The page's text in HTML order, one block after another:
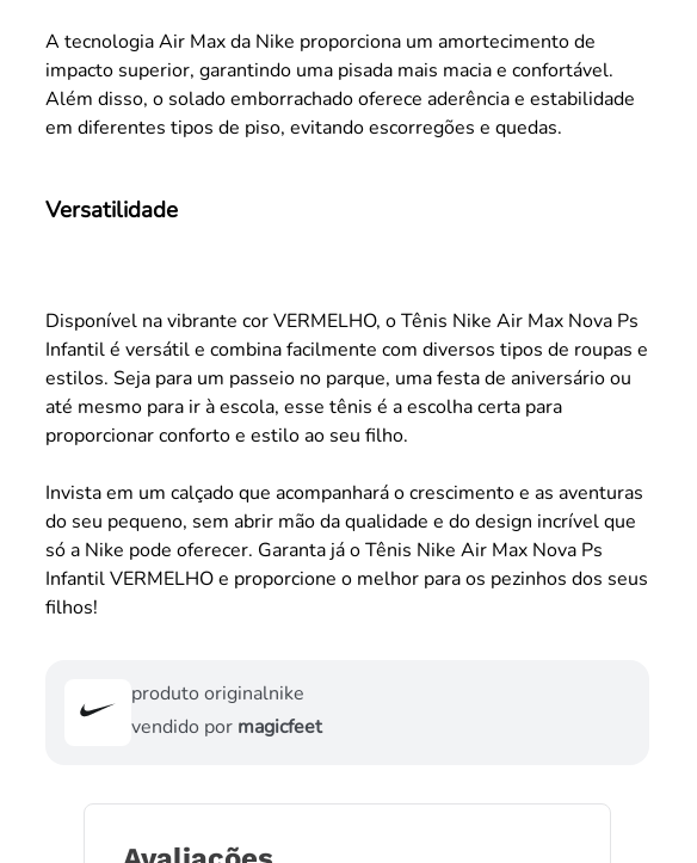
A tecnologia Air Max da Nike proporciona um amortecimento de
impacto superior, garantindo uma pisada mais macia e confortável.
Além disso, o solado emborrachado oferece aderência e estabilidade
em diferentes tipos de piso, evitando escorregões e quedas.
Versatilidade
Disponível na vibrante cor VERMELHO, o Tênis Nike Air Max Nova Ps
Infantil é versátil e combina facilmente com diversos tipos de roupas e
estilos. Seja para um passeio no parque, uma festa de aniversário ou
até mesmo para ir à escola, esse tênis é a escolha certa para
proporcionar conforto e estilo ao seu filho.
Invista em um calçado que acompanhará o crescimento e as aventuras
do seu pequeno, sem abrir mão da qualidade e do design incrível que
só a Nike pode oferecer. Garanta já o Tênis Nike Air Max Nova Ps
Infantil VERMELHO e proporcione o melhor para os pezinhos dos seus
filhos!
produto originalnike
vendido por magicfeet